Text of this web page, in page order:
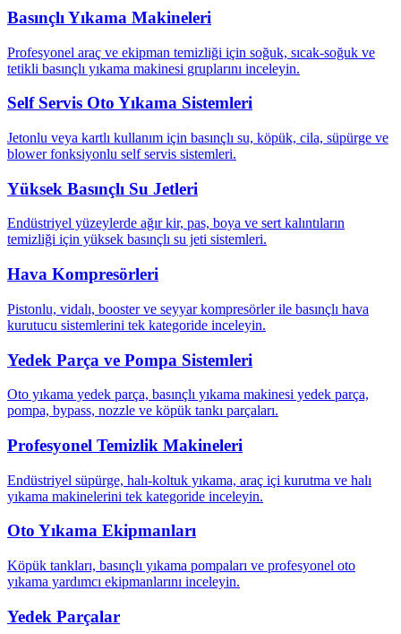
Basınçlı Yıkama Makineleri
Profesyonel araç ve ekipman temizliği için soğuk, sıcak-soğuk ve
tetikli basınçlı yıkama makinesi gruplarını inceleyin.
Self Servis Oto Yıkama Sistemleri
Jetonlu veya kartlı kullanım için basınçlı su, köpük, cila, süpürge ve
blower fonksiyonlu self servis sistemleri.
Yüksek Basınçlı Su Jetleri
Endüstriyel yüzeylerde ağır kir, pas, boya ve sert kalıntıların
temizliği için yüksek basınçlı su jeti sistemleri.
Hava Kompresörleri
Pistonlu, vidalı, booster ve seyyar kompresörler ile basınçlı hava
kurutucu sistemlerini tek kategoride inceleyin.
Yedek Parça ve Pompa Sistemleri
Oto yıkama yedek parça, basınçlı yıkama makinesi yedek parça,
pompa, bypass, nozzle ve köpük tankı parçaları.
Profesyonel Temizlik Makineleri
Endüstriyel süpürge, halı-koltuk yıkama, araç içi kurutma ve halı
yıkama makinelerini tek kategoride inceleyin.
Oto Yıkama Ekipmanları
Köpük tankları, basınçlı yıkama pompaları ve profesyonel oto
yıkama yardımcı ekipmanlarını inceleyin.
Yedek Parçalar